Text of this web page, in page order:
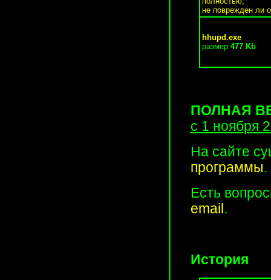
не поврежден ли
hhupd.exe
размер 477 Kb
ПОЛНАЯ
с 1
На сайте
программы.
Есть
email .
История